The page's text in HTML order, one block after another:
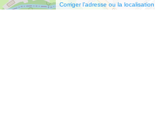
Corriger l’adresse ou la localisation